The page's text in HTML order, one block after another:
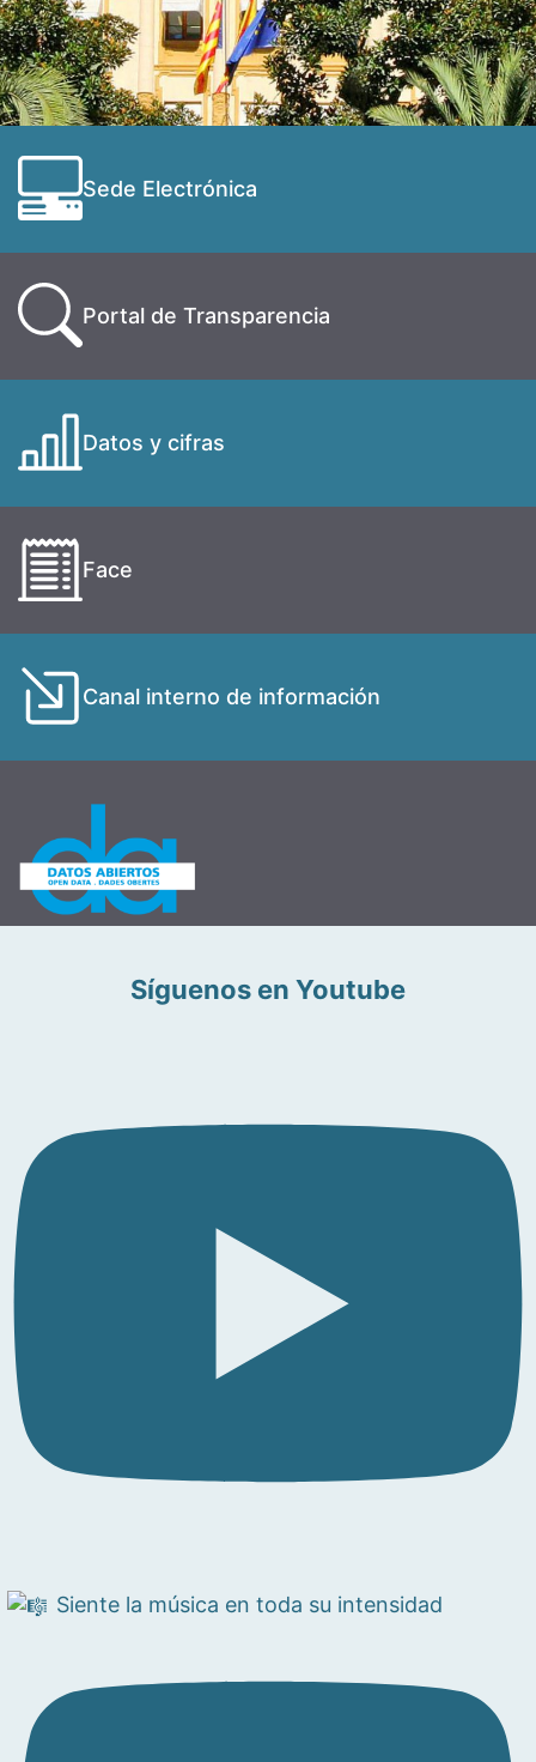
Sede Electrónica
Portal de Transparencia
Datos y cifras
Face
Canal interno de información
Síguenos en Youtube
Siente la música en toda su intensidad